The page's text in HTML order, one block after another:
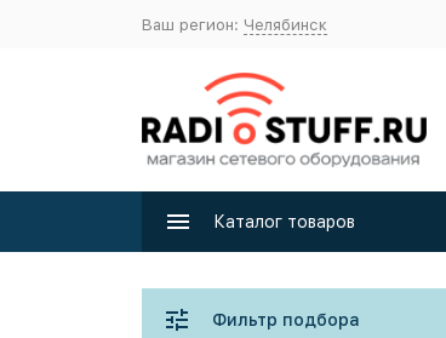
Ваш регион: Челябинск
Каталог товаров
Фильтр подбора